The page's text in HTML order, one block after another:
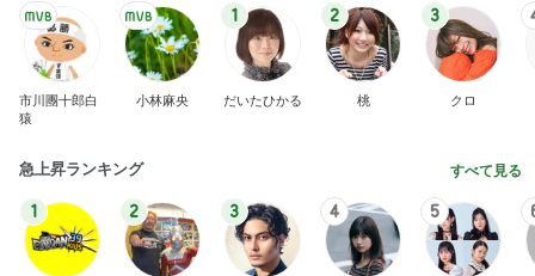
市川團十郎白
猿
小林麻央
1
だいたひかる
2
桃
3
クロ
急上昇ランキング すべて見る
1 2 3 4 5